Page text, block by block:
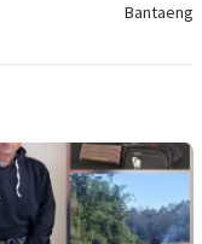
Bantaeng